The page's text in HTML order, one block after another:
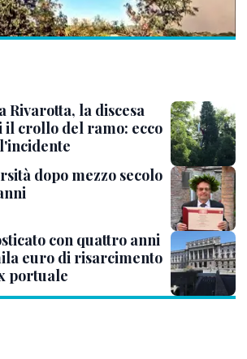
Rivarotta, la discesa
il crollo del ramo: ecco
dopo mezzo secolo
con quattro anni
euro di risarcimento
portuale